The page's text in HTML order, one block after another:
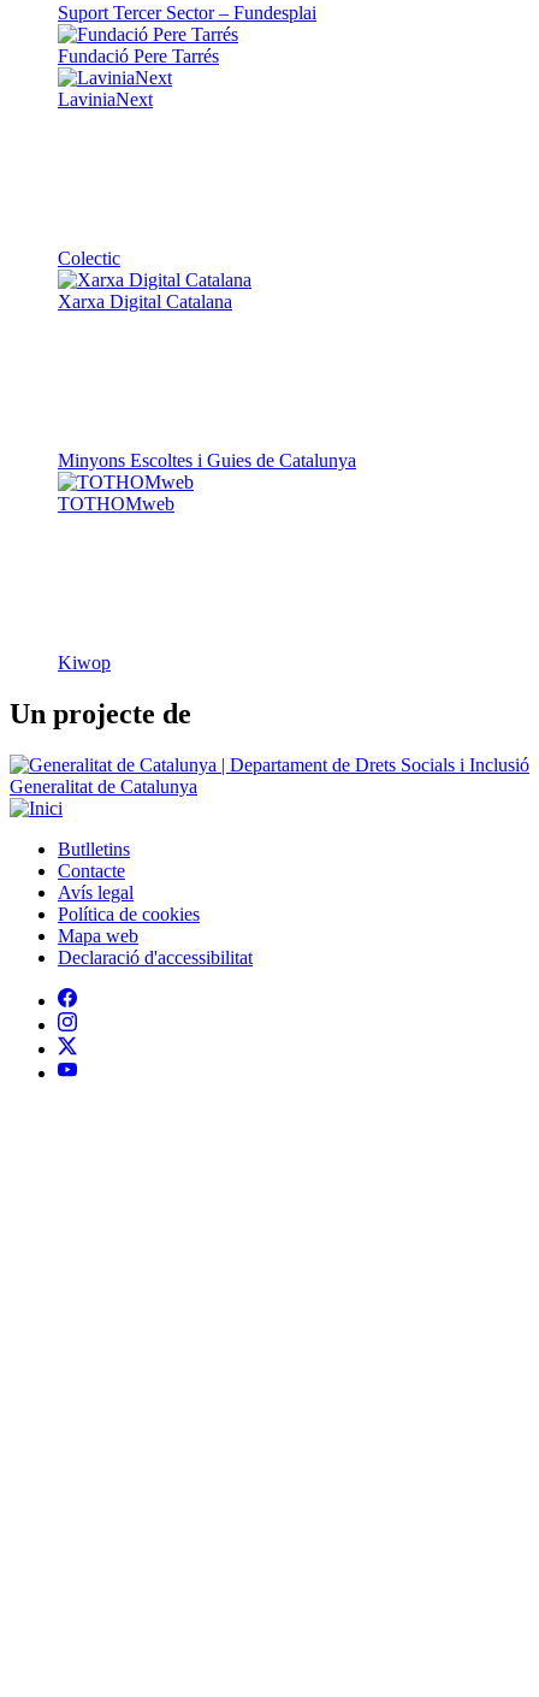
Suport Tercer Sector – Fundesplai
Fundació Pere Tarrés
LaviniaNext
Colectic
Xarxa Digital Catalana
Minyons Escoltes i Guies de Catalunya
TOTHOMweb
Generalitat de Catalunya
Peu
Butlletins
Contacte
Avís legal
Política de cookies
Mapa web
Declaració d'accessibilitat